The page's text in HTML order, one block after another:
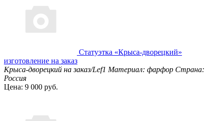
Статуэтка «Крыса-дворецкий»
изготовление на заказ
Крыса-дворецкий на заказ/Lef1 Материал: фарфор Страна:
Россия
Цена: 9 000 руб.